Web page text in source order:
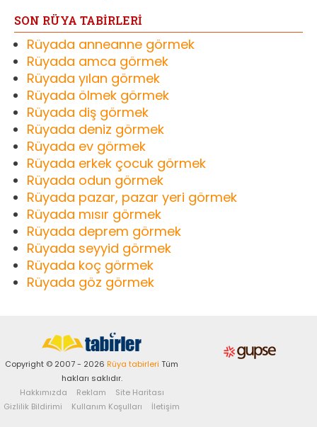
SON RÜYA TABİRLERİ
Rüyada anneanne görmek
Rüyada amca görmek
Rüyada yılan görmek
Rüyada ölmek görmek
Rüyada diş görmek
Rüyada deniz görmek
Rüyada ev görmek
Rüyada erkek çocuk görmek
Rüyada odun görmek
Rüyada pazar, pazar yeri görmek
Rüyada mısır görmek
Rüyada deprem görmek
Rüyada seyyid görmek
Rüyada koç görmek
Rüyada göz görmek
Copyright © 2007 - 2026 Rüya tabirleri Tüm
hakları saklıdır.
Hakkımızda
Reklam
Site Haritası
Gizlilik Bildirimi
Kullanım Koşulları İletişim